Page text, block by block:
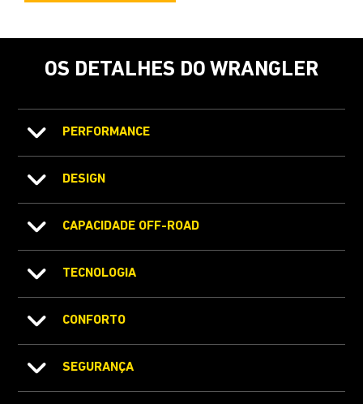
OS DETALHES DO WRANGLER
PERFORMANCE
DESIGN
CAPACIDADE OFF-ROAD
TECNOLOGIA
CONFORTO
SEGURANÇA